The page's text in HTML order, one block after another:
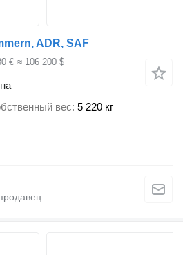
ADR, SAF
€ ≈ 106 200 $
вес 5 220 кг